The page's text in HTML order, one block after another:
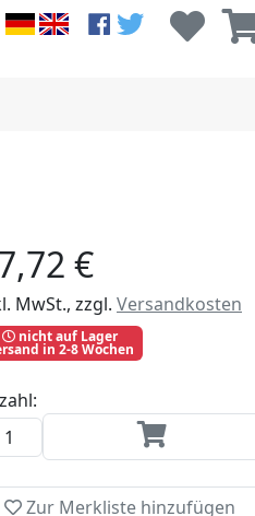
€
MwSt., zzgl. Versandkosten
nicht auf Lager
in 2-8 Wochen
Zur Merkliste hinzufügen